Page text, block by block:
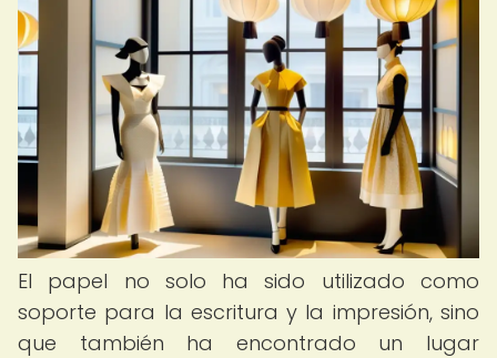
El papel no solo ha sido utilizado como
soporte para la escritura y la impresión, sino
que también ha encontrado un lugar